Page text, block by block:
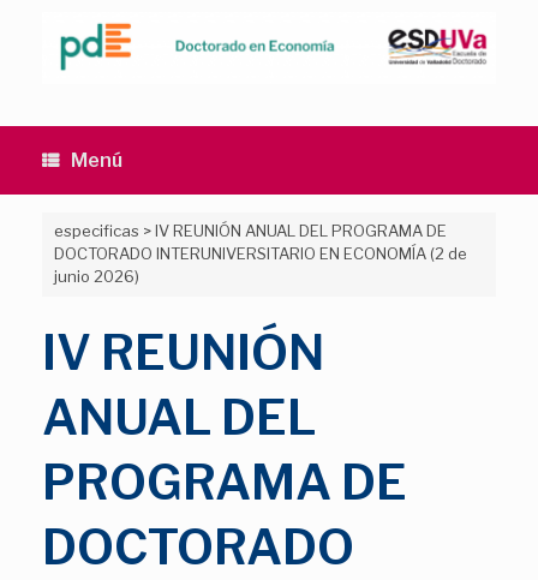
contenido
Menú
especificas >IV REUNIÓN ANUAL DEL PROGRAMA DE
DOCTORADO INTERUNIVERSITARIO EN ECONOMÍA (2 de
junio 2026)
IV REUNIÓN
ANUAL DEL
PROGRAMA DE
DOCTORADO